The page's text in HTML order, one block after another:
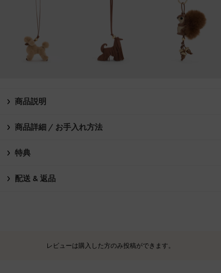
商品説明
商品詳細 / お手入れ方法
特典
配送 & 返品
レビューは購入した方のみ投稿ができます。